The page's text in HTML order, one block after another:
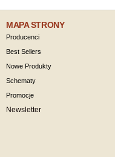
MAPA STRONY
Producenci
Best Sellers
Nowe Produkty
Schematy
Promocje
Newsletter